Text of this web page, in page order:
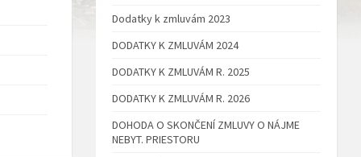
Dodatky k zmluvám 2023
DODATKY K ZMLUVÁM 2024
DODATKY K ZMLUVÁM R. 2025
DODATKY K ZMLUVÁM R. 2026
DOHODA O SKONČENÍ ZMLUVY O NÁJME
NEBYT. PRIESTORU